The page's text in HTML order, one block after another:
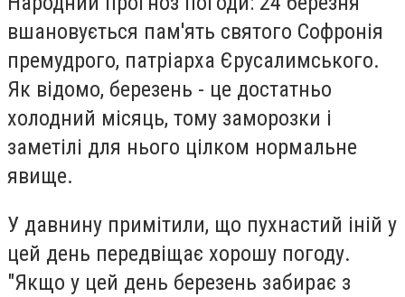
вшановується пам'ять святого Софронія
премудрого, патріарха Єрусалимського.
Як відомо, березень - це достатньо
холодний місяць, тому заморозки і
заметілі для нього цілком нормальне
явище.
У давнину примітили, що пухнастий іній у
цей день передвіщає хорошу погоду.
"Якщо у цей день березень забирає з